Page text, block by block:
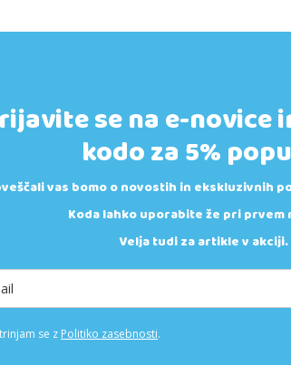
se na e-novice
kodo za 5%
vas bomo o novostih in ekskluzivnih
Koda lahko uporabite že pri prvem
Velja tudi za artikle v akciji.
se z Politiko zasebnosti.